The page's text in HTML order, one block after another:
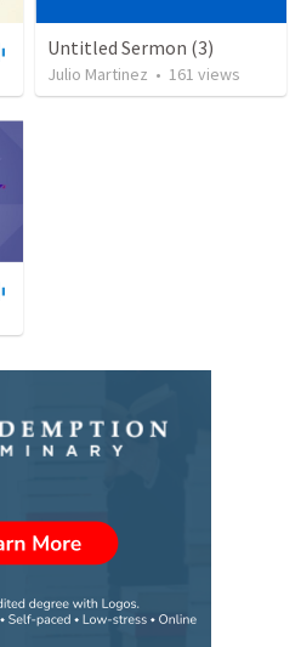
47:01
Untitled Sermon (3)
Julio Martinez • 161 views